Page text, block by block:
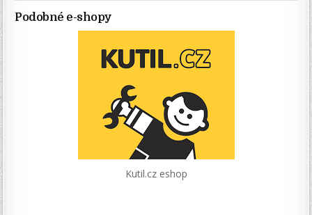
Podobné e-shopy
Kutil.cz eshop